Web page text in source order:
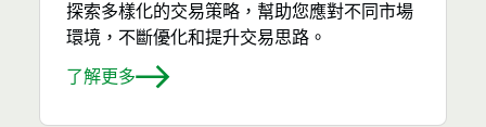
探索多樣化的交易策略，幫助您應對不同市場
環境，不斷優化和提升交易思路。
了解更多